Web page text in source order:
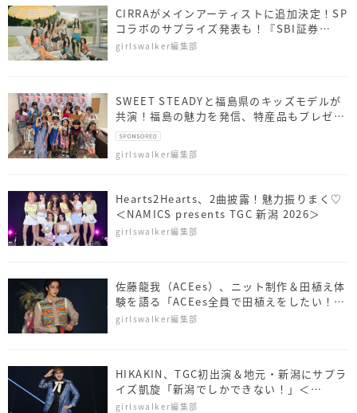
CIRRAがメインアーティストに追加決定！SP
コラボのサプライズ発表も！『SBI証券
presents TGC 北九州 2026』
girlswalker編集部
SWEET STEADYと福島県のキッズモデルが
共演！福島の魅力を発信、特産品もプレゼン
ト
girlswalker編集部
Hearts2Hearts、2曲披露！魅力振りまく♡
＜NAMICS presents TGC 新潟 2026＞
girlswalker編集部
佐藤⿓我（ACEes）、ニット制作＆田植え体
験を語る「ACEes全員で田植えをしたい！」
＜NAMICS presents TGC 新潟 2026＞
girlswalker編集部
HIKAKIN、TGC初出演＆地元・新潟にサプラ
イズ凱旋「新潟でしかできない！」＜
NAMICS presents TGC 新潟 2026＞
girlswalker編集部